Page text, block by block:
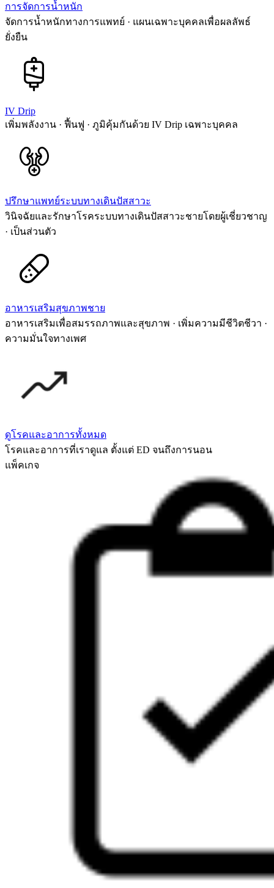
การจัดการน้ำหนัก
จัดการน้ำหนักทางการแพทย์ · แผนเฉพาะบุคคลเพื่อผลลัพธ์
ยั่งยืน
IV Drip
เพิ่มพลังงาน · ฟื้นฟู · ภูมิคุ้มกันด้วย IV Drip เฉพาะบุคคล
ปรึกษาแพทย์ระบบทางเดินปัสสาวะ
วินิจฉัยและรักษาโรคระบบทางเดินปัสสาวะชายโดยผู้เชี่ยวชาญ
· เป็นส่วนตัว
อาหารเสริมสุขภาพชาย
อาหารเสริมเพื่อสมรรถภาพและสุขภาพ · เพิ่มความมีชีวิตชีวา ·
ความมั่นใจทางเพศ
ดูโรคและอาการทั้งหมด
โรคและอาการที่เราดูแล ตั้งแต่ ED จนถึงการนอน
แพ็คเกจ